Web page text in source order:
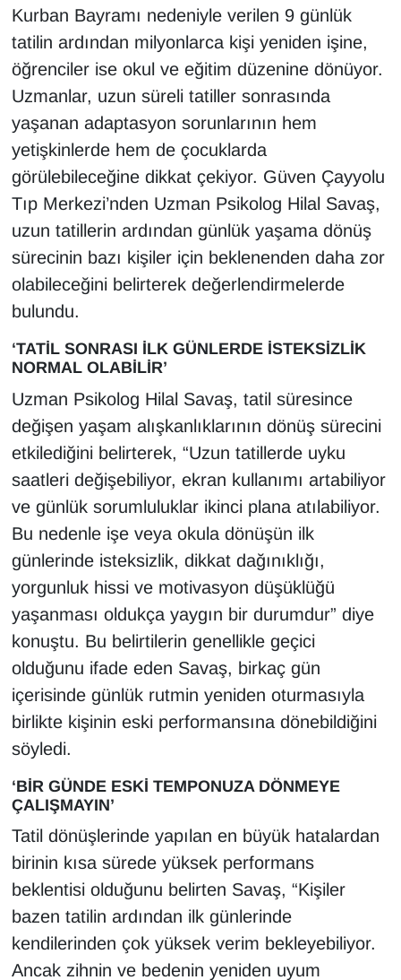
Kurban Bayramı nedeniyle verilen 9 günlük
tatilin ardından milyonlarca kişi yeniden işine,
öğrenciler ise okul ve eğitim düzenine dönüyor.
Uzmanlar, uzun süreli tatiller sonrasında
yaşanan adaptasyon sorunlarının hem
yetişkinlerde hem de çocuklarda
görülebileceğine dikkat çekiyor. Güven Çayyolu
Tıp Merkezi’nden Uzman Psikolog Hilal Savaş,
uzun tatillerin ardından günlük yaşama dönüş
sürecinin bazı kişiler için beklenenden daha zor
olabileceğini belirterek değerlendirmelerde
bulundu.
‘TATİL SONRASI İLK GÜNLERDE İSTEKSİZLİK
NORMAL OLABİLİR’
Uzman Psikolog Hilal Savaş, tatil süresince
değişen yaşam alışkanlıklarının dönüş sürecini
etkilediğini belirterek, “Uzun tatillerde uyku
saatleri değişebiliyor, ekran kullanımı artabiliyor
ve günlük sorumluluklar ikinci plana atılabiliyor.
Bu nedenle işe veya okula dönüşün ilk
günlerinde isteksizlik, dikkat dağınıklığı,
yorgunluk hissi ve motivasyon düşüklüğü
yaşanması oldukça yaygın bir durumdur” diye
konuştu. Bu belirtilerin genellikle geçici
olduğunu ifade eden Savaş, birkaç gün
içerisinde günlük rutmin yeniden oturmasıyla
birlikte kişinin eski performansına dönebildiğini
söyledi.
‘BİR GÜNDE ESKİ TEMPONUZA DÖNMEYE
ÇALIŞMAYIN’
Tatil dönüşlerinde yapılan en büyük hatalardan
birinin kısa sürede yüksek performans
beklentisi olduğunu belirten Savaş, “Kişiler
bazen tatilin ardından ilk günlerinde
kendilerinden çok yüksek verim bekleyebiliyor.
Ancak zihnin ve bedenin yeniden uyum
Resmi İlanlar
RÖPORTAJ
SAĞLIK
Seri İlan
Sinema - TV
SİYASET
SPOR
TEKNOLOJİ
Turizm
VAN'DA SPOR
Vasıta
YAŞAM